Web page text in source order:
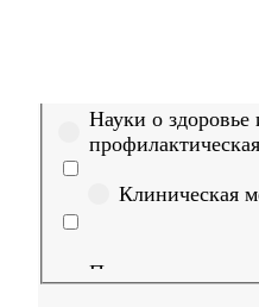
Науки о здоровье
Клиническая
Правовые